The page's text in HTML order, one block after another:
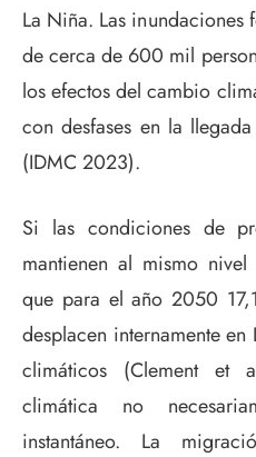
La Niña. Las inundaciones
de cerca de 600 mil
los efectos del cambio
con desfases en la
(IDMC 2023).
Si las condiciones de
mantienen al mismo
que para el año 2050
desplacen internamente
climáticos (Clement et
climática no
instantáneo. La